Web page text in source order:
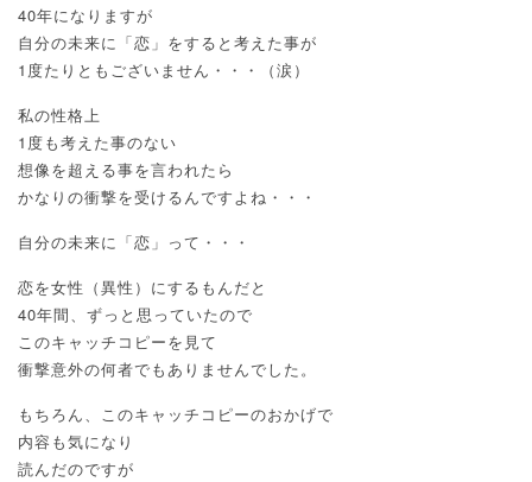
40年になりますが
自分の未来に「恋」をすると考えた事が
1度たりともございません・・・（涙）
私の性格上
1度も考えた事のない
想像を超える事を言われたら
かなりの衝撃を受けるんですよね・・・
自分の未来に「恋」って・・・
恋を女性（異性）にするもんだと
40年間、ずっと思っていたので
このキャッチコピーを見て
衝撃意外の何者でもありませんでした。
もちろん、このキャッチコピーのおかげで
内容も気になり
読んだのですが